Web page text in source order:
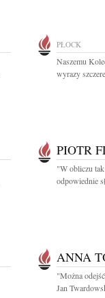
PŁOCK
Naszemu
wyrazy
PIOTR
"W obliczu
odpowiednie
ANNA
"Można
Jan